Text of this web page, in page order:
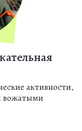
активности,
вожатыми